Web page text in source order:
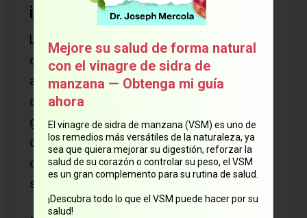
inesperado enciende las alarmas
Las formulaciones orales de semaglutida
dependen de un potenciador químico de la
absorción. La mayor parte de este
compuesto atraviesa el tracto
gastrointestinal, donde interactúa
directamente con el microbioma intestinal, lo
que podría influir en importantes vías de
señalización metabólica.
Mejore su salud de forma natural
con el vinagre de sidra de
manzana — Obtenga mi guía
ahora
El vinagre de sidra de manzana (VSM) es uno de
los remedios más versátiles de la naturaleza, ya
sea que quiera mejorar su digestión, reforzar la
salud de su corazón o controlar su peso, el VSM
es un gran complemento para su rutina de salud.
¡Descubra todo lo que el VSM puede hacer por su
salud!